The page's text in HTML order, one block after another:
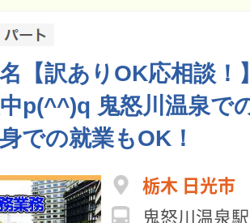
【訳ありOK応相談！
p(^^)q 鬼怒川温泉で
での就業もOK！
栃木 日光市
鬼怒川温泉駅